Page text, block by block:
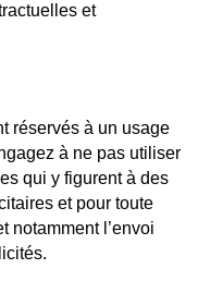
et
réservés à un usage
à ne pas utiliser
qui y figurent à des
et pour toute
notamment l’envoi